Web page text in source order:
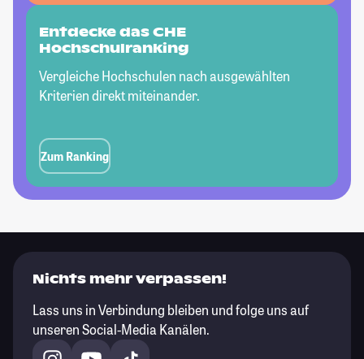
Entdecke das CHE
Hochschulranking
Vergleiche Hochschulen nach ausgewählten
Kriterien direkt miteinander.
Zum Ranking
Nichts mehr verpassen!
Lass uns in Verbindung bleiben und folge uns auf
unseren Social-Media Kanälen.